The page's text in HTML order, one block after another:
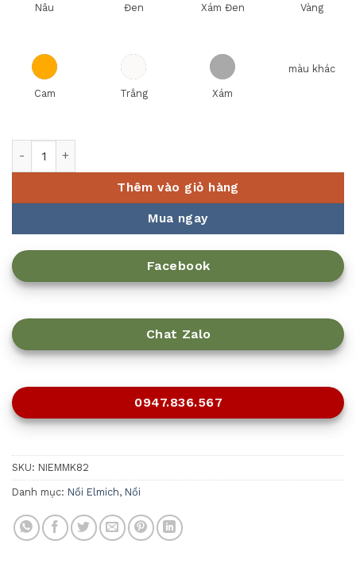
Nâu Đen Xám Đen Vàng
Cam Trắng Xám
màu khác
Thêm vào giỏ hàng
Mua ngay
Facebook
Chat Zalo
0947.836.567
SKU: NIEMMK82
Danh mục: Nồi Elmich, Nồi